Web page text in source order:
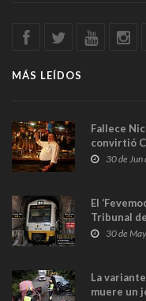
MÁS LEÍDOS
Fallece
convirtió
en Madrid
30 de
El
Tribunal
30 de
La
muere un